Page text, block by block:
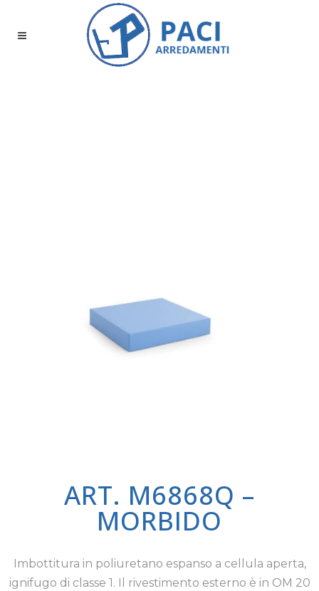
ART. M6868Q –
MORBIDO
Imbottitura in poliuretano espanso a cellula aperta,
ignifugo di classe 1. Il rivestimento esterno è in OM 20